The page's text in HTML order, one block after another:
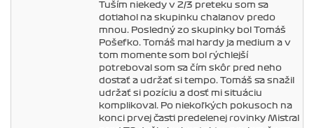
Tuším niekedy v 2/3 preteku som sa
dotiahol na skupinku chalanov predo
mnou. Posledný zo skupinky bol Tomáš
Pošefko. Tomáš mal hardy ja medium a v
tom momente som bol rýchlejší
potreboval som sa čím skôr pred neho
dostať a udržať si tempo. Tomáš sa snažil
udržať si pozíciu a dosť mi situáciu
komplikoval. Po niekoľkých pokusoch na
konci prvej časti predelenej rovinky Mistral